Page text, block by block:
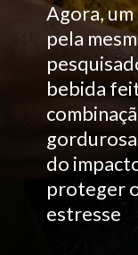
Agora,
pela
bebida
do
proteger
estresse